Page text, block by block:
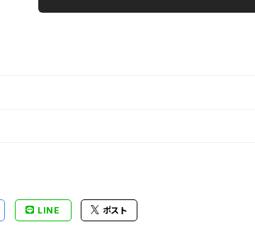
LINE ポスト